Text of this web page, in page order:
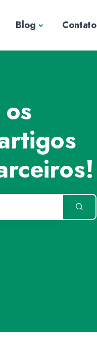
Blog Contato